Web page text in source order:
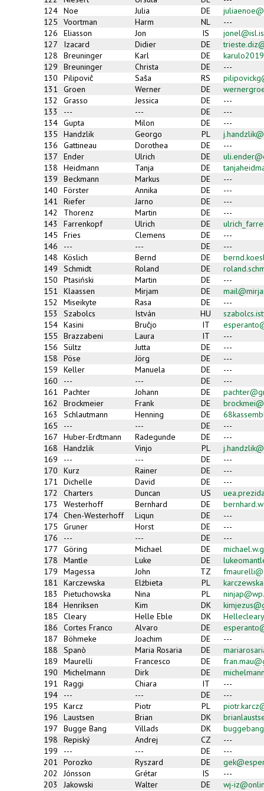
124 Noe Julia DE
125
Voortman Harm NL
---
126
Eliasson Jon IS
jonel@isl.is
127
Izacard Didier DE
128
Breuninger Karl DE
129
Breuninger Christa DE
---
130
Pilipoviĉ Saŝa RS
131
Groen Werner DE
132
Grasso Jessica DE
---
133
--- --- DE
---
134 Gupta Milon DE
---
135
Handzlik Georgo PL
136
Gattineau Dorothea DE
---
137
Ender Ulrich DE
138
Heidmann Tanja DE
139
Beckmann Markus DE
---
140
Förster Annika DE
---
141
Riefer Jarno DE
---
142
Thorenz Martin DE
---
143
Farrenkopf Ulrich DE
145
Fries Clemens DE
---
146
--- --- DE
---
148
Köslich Bernd DE
149
Schmidt Roland DE
150
Ptasiński Martin DE
---
151
Klaassen Mirjam DE
152
Miseikyte Rasa DE
---
153
Szabolcs István HU
154 Kasini Bruĉjo IT
155
Brazzabeni Laura IT
---
156
Sültz Jutta DE
---
158
Pöse Jörg DE
---
159
Keller Manuela DE
---
160
--- --- DE
---
161
Pachter Johann DE
162
Brockmeier Frank DE
163
Schlautmann Henning DE
165
--- --- DE
---
167
Huber-Erdtmann Radegunde DE
---
168
Handzlik Vinjo PL
169
--- --- DE
---
170
Kurz Rainer DE
---
171
Dichelle David DE
---
172
Charters Duncan US
173
Westerhoff Bernhard DE
174 Chen-Westerhoff Liqun DE
---
175
Gruner Horst DE
---
176
--- --- DE
---
177
Göring Michael DE
178
Mantle Luke DE
179
Magessa John TZ
181
Karczewska Elżbieta PL
183
Pietuchowska Nina PL
184 Henriksen Kim DK
185
Cleary Helle Eble DK
186
Cortes Franco Alvaro DE
187
Böhmeke Joachim DE
---
188
Spanò Maria Rosaria DE
189
Maurelli Francesco DE
190
Michelmann Dirk DE
191
Raggi Chiara IT
---
194
--- --- DE
---
195
Karcz Piotr PL
196
Laustsen Brian DK
197
Bugge Bang Villads DK
198
Repiský Andrej CZ
---
199
--- --- DE
---
201
Porozko Ryszard DE
202
Jónsson Grétar IS
---
203
Jakowski Walter DE wj-